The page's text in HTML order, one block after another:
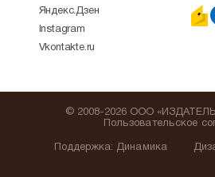
Яндекс.Дзен
Instagram
Vkontakte.ru
Поддержка: Динамика
© 2008-2026 ООО
Пользовательское